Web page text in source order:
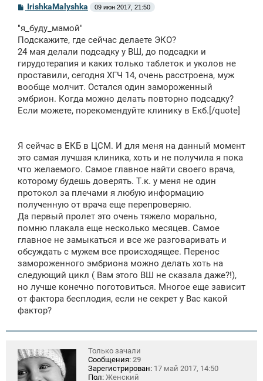
С
о
б
щ
н
и
е
IrishkaMalyshka 09 июн 2017, 21:50
"я_буду_мамой"
Подскажите, где сейчас делаете ЭКО?
24 мая делали подсадку у ВШ, до подсадки и
гирудотерапия и каких только таблеток и уколов не
проставили, сегодня ХГЧ 14, очень расстроена, муж
вообще молчит. Остался один замороженный
эмбрион. Когда можно делать повторно подсадку?
Если можете, порекомендуйте клинику в Екб.[/quote]
Я сейчас в ЕКБ в ЦСМ. И для меня на данный момент
это самая лучшая клиника, хоть и не получила я пока
что желаемого. Самое главное найти своего врача,
которому будешь доверять. Т.к. у меня не один
протокол за плечами я любую информацию
полученную от врача еще перепроверяю.
Да первый пролет это очень тяжело морально,
помню плакала еще несколько месяцев. Самое
главное не замыкаться и все же разговаривать и
обсуждать с мужем все происходящее. Перенос
замороженного эмбриона можно делать хоть на
следующий цикл ( Вам этого ВШ не сказала даже?!),
но лучше конечно поготовиться. Многое еще зависит
от фактора бесплодия, если не секрет у Вас какой
фактор?
Только зачали
Сообщения: 29
Зарегистрирован: 17 май 2017, 14:50
Пол: Женский